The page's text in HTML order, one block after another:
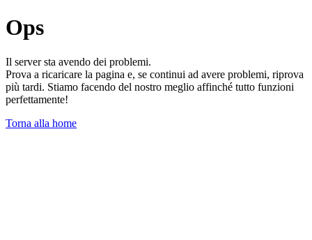
Ops
Il server sta avendo dei problemi.
Prova a ricaricare la pagina e, se continui ad avere problemi, riprova
più tardi. Stiamo facendo del nostro meglio affinché tutto funzioni
perfettamente!
Torna alla home